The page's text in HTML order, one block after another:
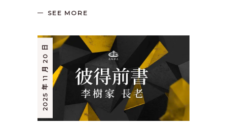
SEE MORE
2025 年 11 月 20 日